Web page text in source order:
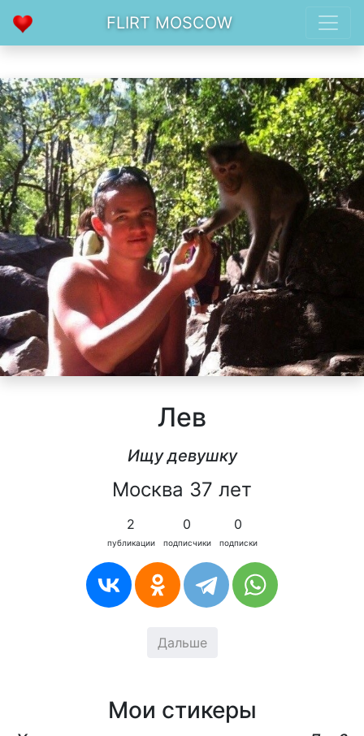
FLIRT MOSCOW
Лев
Ищу девушку
Москва 37 лет
2
публикации
0
подписчики
0
подписки
Дальше
Мои стикеры